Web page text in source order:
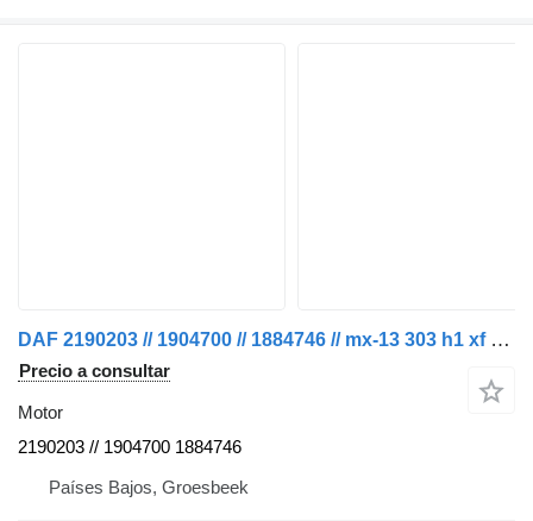
DAF 2190203 // 1904700 // 1884746 // mx-13 303 h1 xf cf euro 6 motor para camión
Precio a consultar
Motor
2190203 // 1904700 1884746
Países Bajos, Groesbeek